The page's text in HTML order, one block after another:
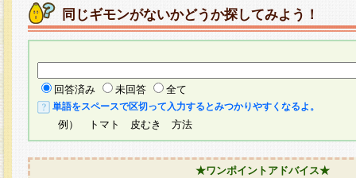
同じギモンがないかどうか探してみよう！
回答済み 未回答 全て
単語をスペースで区切って入力するとみつかりやすくなるよ。
例） トマト 皮むき 方法
★ワンポイントアドバイス★